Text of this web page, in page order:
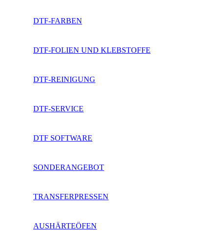
DTF-FARBEN
DTF-FOLIEN UND KLEBSTOFFE
DTF-REINIGUNG
DTF-SERVICE
DTF SOFTWARE
SONDERANGEBOT
TRANSFERPRESSEN
AUSHÄRTEÖFEN